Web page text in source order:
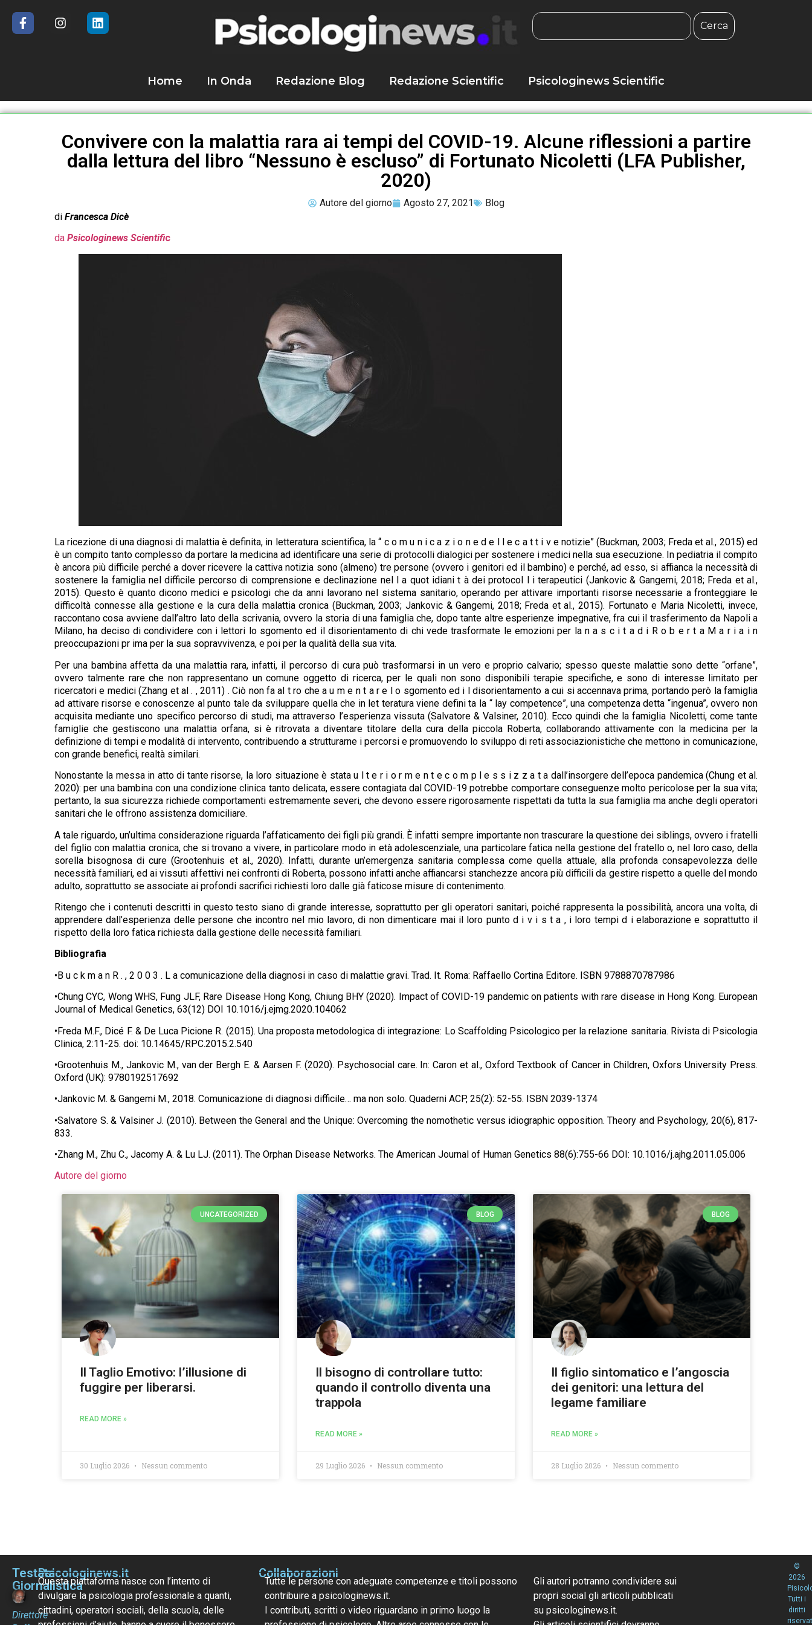
Cerca
Home In Onda Redazione Blog Redazione Scientific Psicologinews Scientific
Convivere con la malattia rara ai tempi del COVID-19. Alcune riflessioni a partire
dalla lettura del libro “Nessuno è escluso” di Fortunato Nicoletti (LFA Publisher,
2020)
Autore del giorno Agosto 27, 2021
Blog
di Francesca Dicè
da Psicologinews Scientific
La ricezione di una diagnosi di malattia è definita, in letteratura scientifica, la “ c o m u n i c a z i o n e d e l l e c a t t i v e notizie” (Buckman, 2003; Freda et al., 2015) ed
è un compito tanto complesso da portare la medicina ad identificare una serie di protocolli dialogici per sostenere i medici nella sua esecuzione. In pediatria il compito
è ancora più difficile perché a dover ricevere la cattiva notizia sono (almeno) tre persone (ovvero i genitori ed il bambino) e perché, ad esso, si affianca la necessità di
sostenere la famiglia nel difficile percorso di comprensione e declinazione nel l a quot idiani t à dei protocol l i terapeutici (Jankovic & Gangemi, 2018; Freda et al.,
2015). Questo è quanto dicono medici e psicologi che da anni lavorano nel sistema sanitario, operando per attivare importanti risorse necessarie a fronteggiare le
difficoltà connesse alla gestione e la cura della malattia cronica (Buckman, 2003; Jankovic & Gangemi, 2018; Freda et al., 2015). Fortunato e Maria Nicoletti, invece,
raccontano cosa avviene dall’altro lato della scrivania, ovvero la storia di una famiglia che, dopo tante altre esperienze impegnative, fra cui il trasferimento da Napoli a
Milano, ha deciso di condividere con i lettori lo sgomento ed il disorientamento di chi vede trasformate le emozioni per la n a s c i t a d i R o b e r t a M a r i a i n
preoccupazioni pr ima per la sua sopravvivenza, e poi per la qualità della sua vita.
Per una bambina affetta da una malattia rara, infatti, il percorso di cura può trasformarsi in un vero e proprio calvario; spesso queste malattie sono dette “orfane”,
ovvero talmente rare che non rappresentano un comune oggetto di ricerca, per le quali non sono disponibili terapie specifiche, e sono di interesse limitato per
ricercatori e medici (Zhang et al . , 2011) . Ciò non fa al t ro che a u m e n t a r e l o sgomento ed i l disorientamento a cui si accennava prima, portando però la famiglia
ad attivare risorse e conoscenze al punto tale da sviluppare quella che in let teratura viene defini ta la “ lay competence”, una competenza detta “ingenua”, ovvero non
acquisita mediante uno specifico percorso di studi, ma attraverso l’esperienza vissuta (Salvatore & Valsiner, 2010). Ecco quindi che la famiglia Nicoletti, come tante
famiglie che gestiscono una malattia orfana, si è ritrovata a diventare titolare della cura della piccola Roberta, collaborando attivamente con la medicina per la
definizione di tempi e modalità di intervento, contribuendo a strutturarne i percorsi e promuovendo lo sviluppo di reti associazionistiche che mettono in comunicazione,
con grande benefici, realtà similari.
Nonostante la messa in atto di tante risorse, la loro situazione è stata u l t e r i o r m e n t e c o m p l e s s i z z a t a dall’insorgere dell’epoca pandemica (Chung et al.
2020): per una bambina con una condizione clinica tanto delicata, essere contagiata dal COVID-19 potrebbe comportare conseguenze molto pericolose per la sua vita;
pertanto, la sua sicurezza richiede comportamenti estremamente severi, che devono essere rigorosamente rispettati da tutta la sua famiglia ma anche degli operatori
sanitari che le offrono assistenza domiciliare.
A tale riguardo, un’ultima considerazione riguarda l’affaticamento dei figli più grandi. È infatti sempre importante non trascurare la questione dei siblings, ovvero i fratelli
del figlio con malattia cronica, che si trovano a vivere, in particolare modo in età adolescenziale, una particolare fatica nella gestione del fratello o, nel loro caso, della
sorella bisognosa di cure (Grootenhuis et al., 2020). Infatti, durante un’emergenza sanitaria complessa come quella attuale, alla profonda consapevolezza delle
necessità familiari, ed ai vissuti affettivi nei confronti di Roberta, possono infatti anche affiancarsi stanchezze ancora più difficili da gestire rispetto a quelle del mondo
adulto, soprattutto se associate ai profondi sacrifici richiesti loro dalle già faticose misure di contenimento.
Ritengo che i contenuti descritti in questo testo siano di grande interesse, soprattutto per gli operatori sanitari, poiché rappresenta la possibilità, ancora una volta, di
apprendere dall’esperienza delle persone che incontro nel mio lavoro, di non dimenticare mai il loro punto d i v i s t a , i loro tempi d i elaborazione e soprattutto il
rispetto della loro fatica richiesta dalla gestione delle necessità familiari.
Bibliografia
•B u c k m a n R . , 2 0 0 3 . L a comunicazione della diagnosi in caso di malattie gravi. Trad. It. Roma: Raffaello Cortina Editore. ISBN 9788870787986
•Chung CYC, Wong WHS, Fung JLF, Rare Disease Hong Kong, Chiung BHY (2020). Impact of COVID-19 pandemic on patients with rare disease in Hong Kong. European
Journal of Medical Genetics, 63(12) DOI 10.1016/j.ejmg.2020.104062
•Freda M.F., Dicé F. & De Luca Picione R. (2015). Una proposta metodologica di integrazione: Lo Scaffolding Psicologico per la relazione sanitaria. Rivista di Psicologia
Clinica, 2:11-25. doi: 10.14645/RPC.2015.2.540
•Grootenhuis M., Jankovic M., van der Bergh E. & Aarsen F. (2020). Psychosocial care. In: Caron et al., Oxford Textbook of Cancer in Children, Oxfors University Press.
Oxford (UK): 9780192517692
•Jankovic M. & Gangemi M., 2018. Comunicazione di diagnosi difficile… ma non solo. Quaderni ACP, 25(2): 52-55. ISBN 2039-1374
•Salvatore S. & Valsiner J. (2010). Between the General and the Unique: Overcoming the nomothetic versus idiographic opposition. Theory and Psychology, 20(6), 817-
833.
•Zhang M., Zhu C., Jacomy A. & Lu LJ. (2011). The Orphan Disease Networks. The American Journal of Human Genetics 88(6):755-66 DOI: 10.1016/j.ajhg.2011.05.006
Autore del giorno
UNCATEGORIZED
Il Taglio Emotivo: l’illusione di
fuggire per liberarsi.
READ MORE »
30 Luglio 2026 Nessun commento
BLOG
Il bisogno di controllare tutto:
quando il controllo diventa una
trappola
READ MORE »
29 Luglio 2026 Nessun commento
BLOG
Il figlio sintomatico e l’angoscia
dei genitori: una lettura del
legame familiare
READ MORE »
28 Luglio 2026 Nessun commento
Testata
Giornalistica
Direttore
Psicologinews.it
Questa piattaforma nasce con l’intento di
divulgare la psicologia professionale a quanti,
cittadini, operatori sociali, della scuola, delle
Collaborazioni
Tutte le persone con adeguate competenze e titoli possono
contribuire a psicologinews.it.
I contributi, scritti o video riguardano in primo luogo la
Gli autori potranno condividere sui
propri social gli articoli pubblicati
su psicologinews.it.
©
2026
Tutti i
diritti